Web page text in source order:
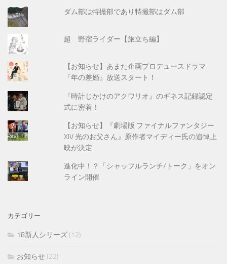
ダム部は特撮部であり特撮部はダム部
超 野宿ライダー【旅立ち編】
【お知らせ】あまた企画プロデュースドラマ
『年の差婚』放送スタート！
『時計じかけのアクワリオ』のギネス記録認定
式に密着！
【お知らせ】『劇場版 ファイナルファンタジー
XIV 光のお父さん』原作者マイディー氏の追悼上
映が決定
進化中！？「シャッフルランチ/トーク」をオン
ライン開催
カテゴリー
18新人シリーズ (12)
お知らせ (22)